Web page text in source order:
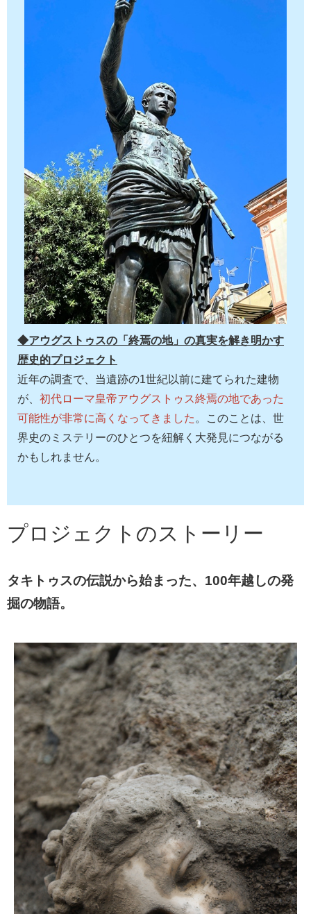
◆アウグストゥスの「終焉の地」の真実を解き明かす
歴史的プロジェクト
近年の調査で、当遺跡の1世紀以前に建てられた建物
が、 初代ローマ皇帝アウグストゥス終焉の地であった
可能性が非常に高くなってきました 。このことは、世
界史のミステリーのひとつを紐解く大発見につながる
かもしれません。
プロジェクトのストーリー
タキトゥスの伝説から始まった、100年越しの発
掘の物語。